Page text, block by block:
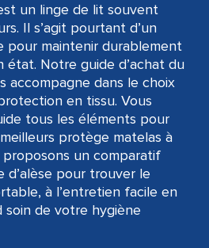
un linge de lit souvent
Il s’agit pourtant d’un
pour maintenir durablement
Notre guide d’achat du
accompagne dans le choix
en tissu. Vous
tous les éléments pour
protège matelas à
un comparatif
d’alèse pour trouver le
à l’entretien facile en
soin de votre hygiène